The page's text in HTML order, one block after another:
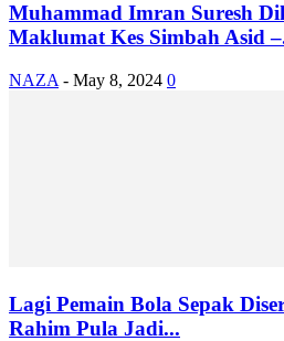
Muhammad Imran Suresh
Maklumat Kes Simbah Asid
NAZA - May 8, 2024 0
Lagi Pemain Bola Sepak
Rahim Pula Jadi...